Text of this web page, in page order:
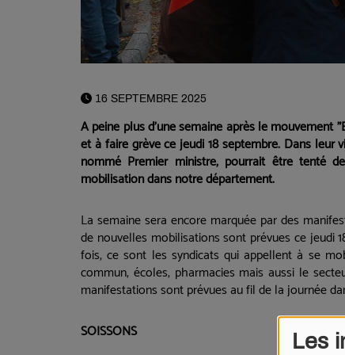
Les
16 SEPTEMBRE 2025
A peine plus d'une semaine après le mouvement
et à faire grève ce jeudi 18 septembre. Dans leur
nommé Premier ministre, pourrait être tenté
mobilisation dans notre département.
La semaine sera encore marquée par des
de nouvelles mobilisations sont prévues ce jeudi
fois, ce sont les syndicats qui appellent à se
commun, écoles, pharmacies mais aussi le
manifestations sont prévues au fil de la journée
SOISSONS